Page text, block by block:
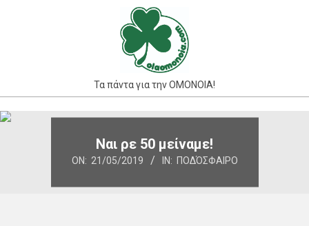
Τα πάντα για την ΟΜΟΝΟΙΑ!
Primary
Ναι ρε 50 μείναμε!
ON: 21/05/2019 IN: ΠΟΔΌΣΦΑΙΡΟ